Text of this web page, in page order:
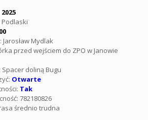
Podlaski
Mydlak
przed wejściem do ZPO w Janowie
doliną Bugu
Otwarte
Tak
782180826
średnio trudna